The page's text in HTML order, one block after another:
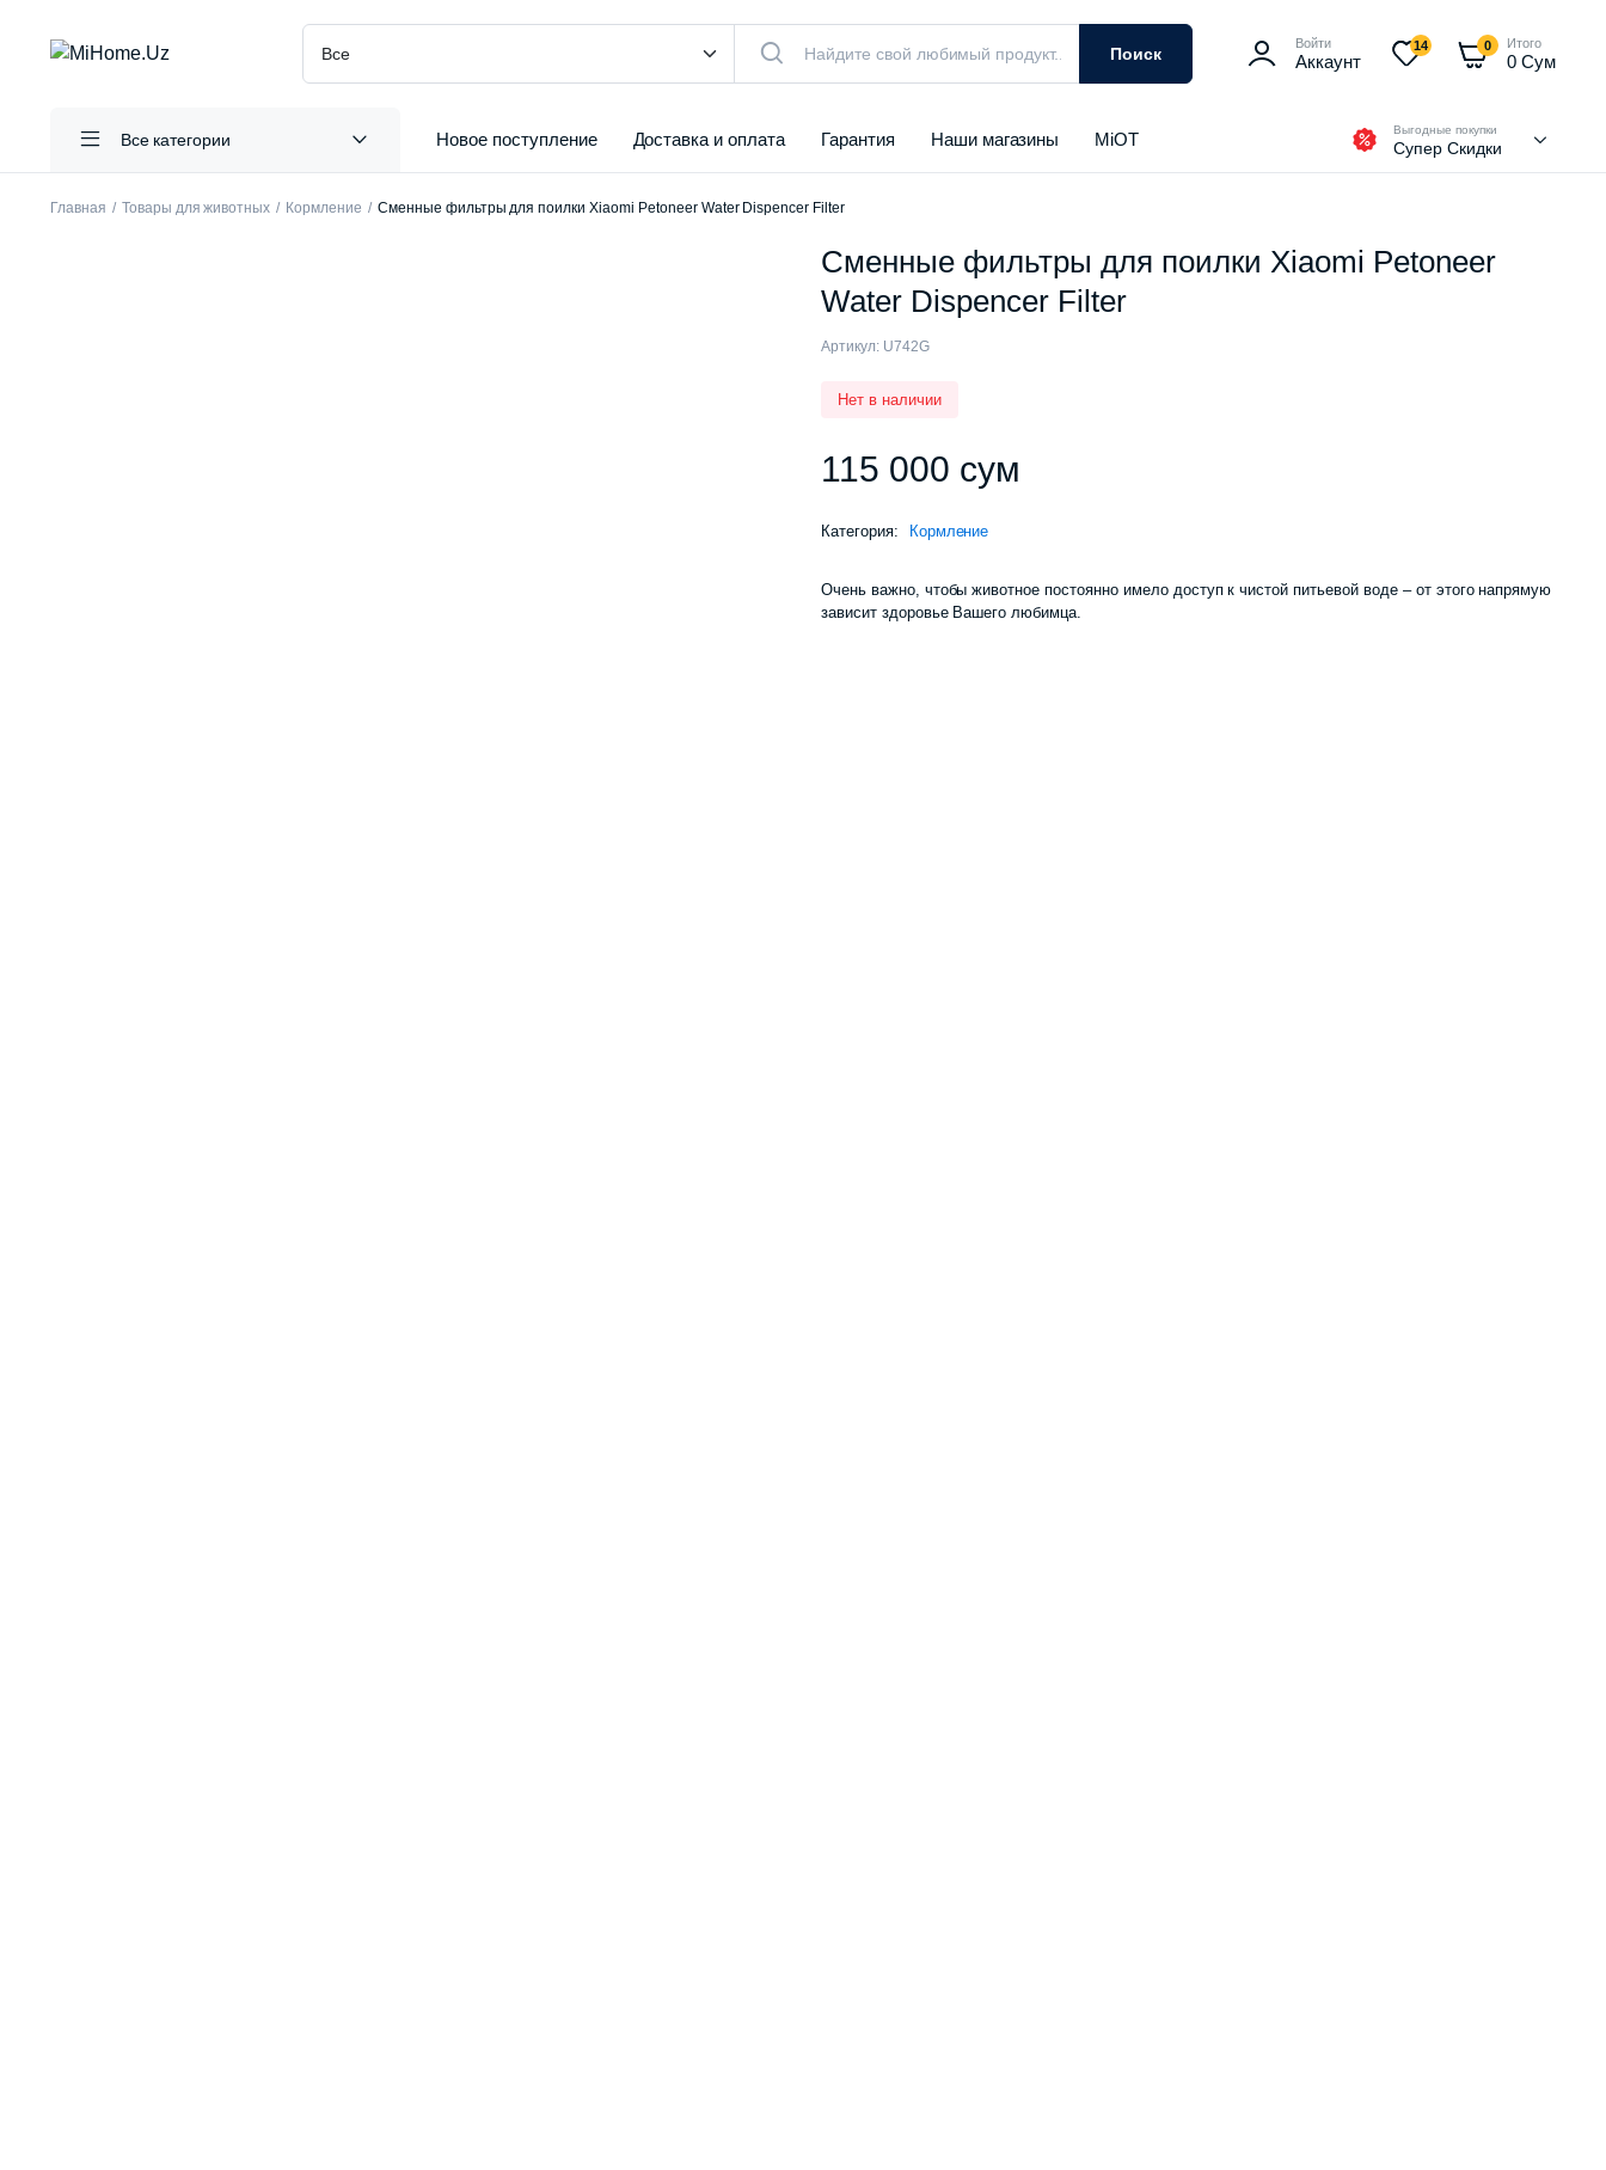
Поиск
Войти
Аккаунт
14 0 Итого
0Сум
Все категории Новое поступление Доставка и оплата Гарантия Наши магазины MiOT Выгодные покупки
Супер Скидки
Главная Товары для животных Кормление Сменные фильтры для поилки Xiaomi Petoneer Water Dispencer Filter
Сменные фильтры для поилки Xiaomi Petoneer
Water Dispencer Filter
Артикул: U742G
Нет в наличии
115 000 сум
Категория: Кормление
Очень важно, чтобы животное постоянно имело доступ к чистой питьевой воде – от этого напрямую
зависит здоровье Вашего любимца.